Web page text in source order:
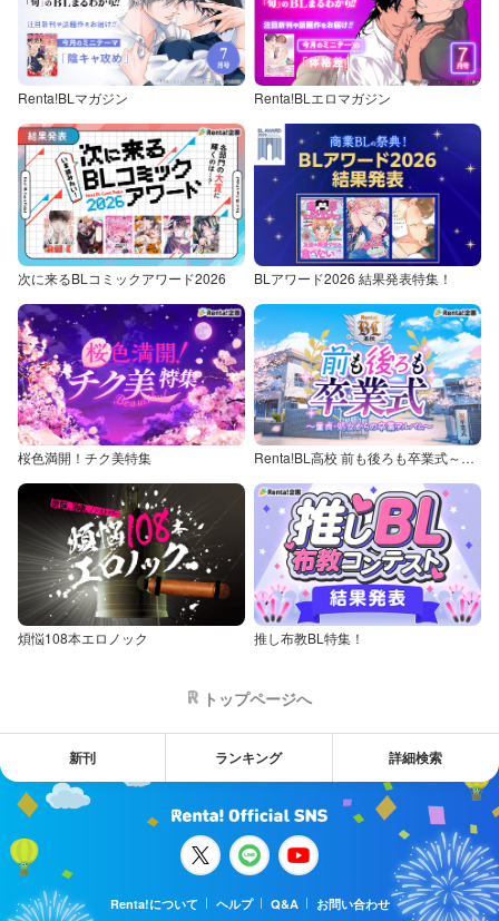
Renta!BLマガジン Renta!BLエロマガジン
次に来るBLコミックアワード2026 BLアワード2026 結果発表特集！
桜色満開！チク美特集 Renta!BL高校 前も後ろも卒業式～童貞・処女からの卒業アルバム～
煩悩108本エロノック 推し布教BL特集！
トップページへ
新刊 ランキング 詳細検索
Renta!について ヘルプ Q&A お問い合わせ